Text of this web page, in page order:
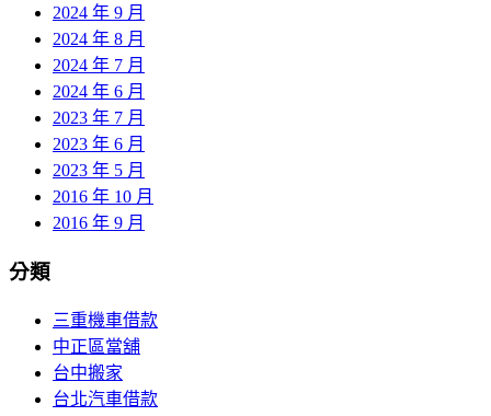
2024 年 9 月
2024 年 8 月
2024 年 7 月
2024 年 6 月
2023 年 7 月
2023 年 6 月
2023 年 5 月
2016 年 10 月
2016 年 9 月
分類
三重機車借款
中正區當舖
台中搬家
台北汽車借款